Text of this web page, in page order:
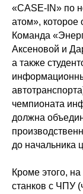
«CASE-IN» по
атом», которое
Команда
Аксеновой и
а также
чемпионата
должна
до начальника
Кроме этого,
станков с ЧПУ